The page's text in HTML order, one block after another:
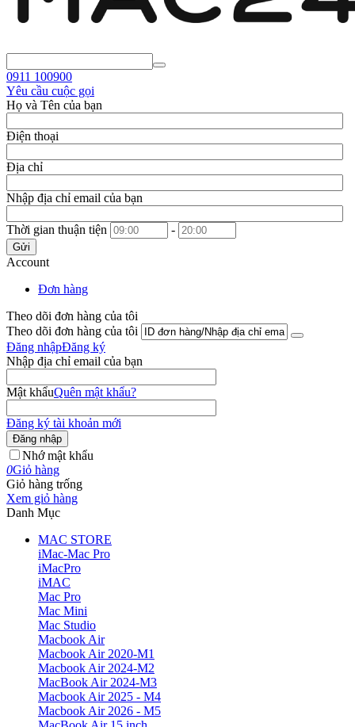
0911 100900
Yêu cầu cuộc gọi
Họ và Tên của bạn
Điện thoại
Địa chỉ
Nhập địa chỉ email của bạn
Thời gian thuận tiện -
Gửi
Account
Đơn hàng
Theo dõi đơn hàng của tôi
Theo dõi đơn hàng của tôi
Đăng nhậpĐăng ký
Nhập địa chỉ email của bạn
Mật khẩuQuên mật khẩu?
Đăng ký tài khoản mới
Đăng nhập
Nhớ mật khẩu
0Giỏ hàng
Giỏ hàng trống
Xem giỏ hàng
Danh Mục
MAC STORE
iMac-Mac Pro
iMacPro
iMAC
Mac Pro
Mac Mini
Mac Studio
Macbook Air
Macbook Air 2020-M1
Macbook Air 2024-M2
MacBook Air 2024-M3
Macbook Air 2025 - M4
Macbook Air 2026 - M5